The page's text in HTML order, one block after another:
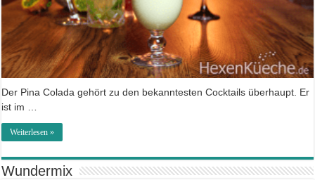
Der Pina Colada gehört zu den bekanntesten Cocktails überhaupt. Er
ist im …
Weiterlesen »
Wundermix